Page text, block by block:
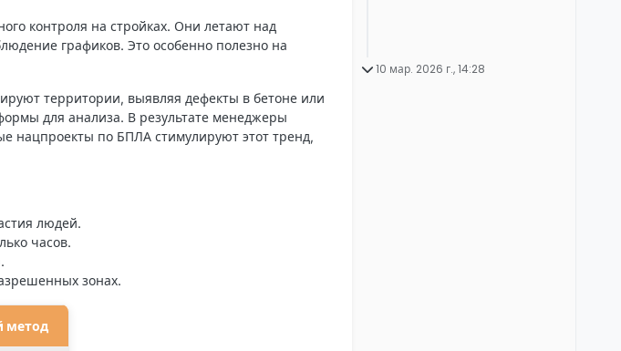
контроля на стройках. Они летают над
графиков. Это особенно полезно на
территории, выявляя дефекты в бетоне или
для анализа. В результате менеджеры
нацпроекты по БПЛА стимулируют этот тренд,
людей.
часов.
зонах.
метод
10 мар. 2026 г., 14:28